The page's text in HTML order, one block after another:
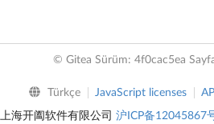
© Gitea Sürüm: 4f0cac5ea
Türkçe JavaScript licenses API
上海开阖软件有限公司 沪ICP备12045867